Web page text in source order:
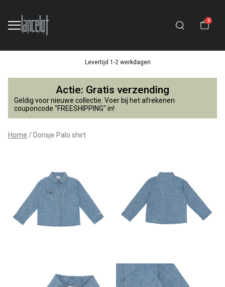
0
Levertijd 1-2 werkdagen
Donsje
Palo
shirt
Lancelot
Kids
Actie: Gratis verzending
Geldig voor nieuwe collectie. Voer bij het afrekenen
couponcode "FREESHIPPING" in!
Home Donsje Palo shirt